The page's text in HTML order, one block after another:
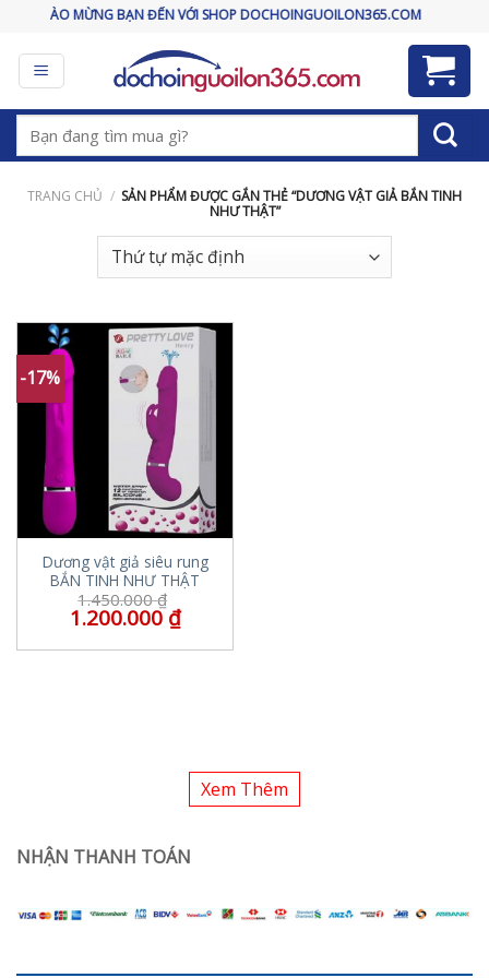
content
CHÀO MỪNG BẠN ĐẾN VỚI SHOP DOCHOINGUOILON365.COM
Tìm
kiếm:
TRANG CHỦ / SẢN PHẨM ĐƯỢC GẮN THẺ “DƯƠNG VẬT GIẢ BẮN TINH
NHƯ THẬT”
-17%
Dương vật giả siêu rung
BẮN TINH NHƯ THẬT
1.450.000₫
1.200.000₫
Xem Thêm
NHẬN THANH TOÁN